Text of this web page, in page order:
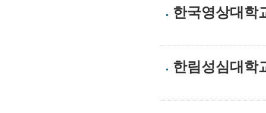
한국영상대학
한림성심대학